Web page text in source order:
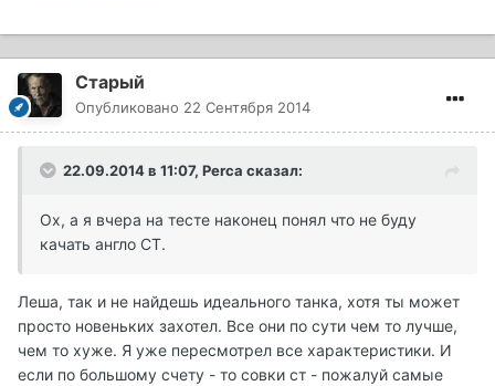
Старый
Опубликовано 22 Сентября 2014
22.09.2014 в 11:07, Perca сказал:
Ох, а я вчера на тесте наконец понял что не буду
качать англо СТ.
Леша, так и не найдешь идеального танка, хотя ты может
просто новеньких захотел. Все они по сути чем то лучше,
чем то хуже. Я уже пересмотрел все характеристики. И
если по большому счету - то совки ст - пожалуй самые